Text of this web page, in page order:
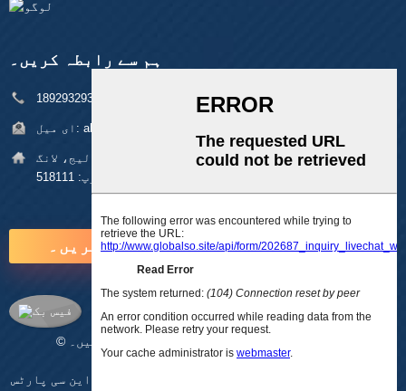
ہم سے رابطہ کریں۔
ای میل: alan@pftworld.com
پتہ:
بلڈنگ 49، فومین انڈسٹریل پارک، پنگھو ولیج، لانگ
گانگ ڈسٹرکٹ، شینزین زپ: 518111
ابھی انکوائری کریں۔
سائٹ کا نقشہ-
AMP موبائل
حسب ضرورت سی این سی پارٹس